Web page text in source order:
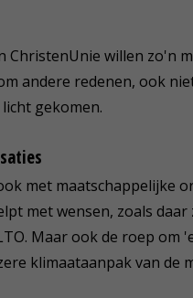
ChristenUnie willen zo'n
andere redenen, ook
gekomen.
met maatschappelijke
met wensen, zoals
Maar ook de roep om
klimaataanpak van de